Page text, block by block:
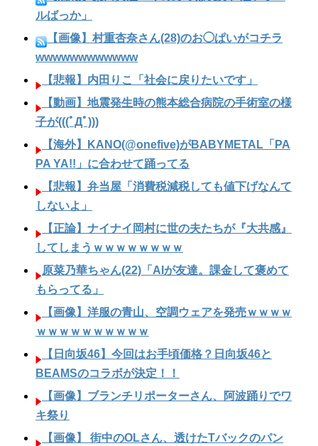
ルばっか」
【画像】村重杏奈さん(28)のお◯ぱいがコチラ
wwwwwwwwwwww
【悲報】内田りこ「社会に戻りたいです」
【動画】地震発生時の熊本総合病院の手術室の様
子が(((ﾟДﾟ)))
【海外】KANO(@onefive)がBABYMETAL「PA
PA YA!!」に合わせて踊ってる
【悲報】弁当屋「消費税減税しても値下げなんて
しないよ」
【正論】ナイナイ岡村に世の夫たちが『大共感』
してしまうｗｗｗｗｗｗｗｗ
原菜乃華ちゃん(22)「AIが友達。課金して褒めて
もらってる」
【画像】洋服の青山、空調ウェアを発売ｗｗｗｗ
ｗｗｗｗｗｗｗｗｗｗ
【日向坂46】今回はお手頃価格？日向坂46と
BEAMSのコラボが決定！！
【画像】ブランチリポーターさん、阿波踊りでワ
キ祭り
【画像】 街中のOLさん、透けたTバックのパン